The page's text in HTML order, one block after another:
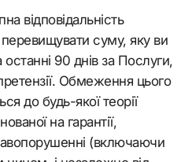
відповідальність
суму, яку ви
90 днів за Послуги,
Обмеження цього
до будь-якої теорії
на гарантії,
(включаючи